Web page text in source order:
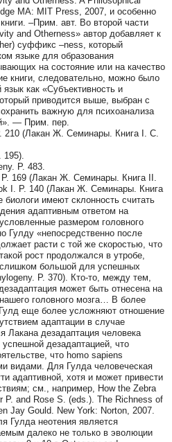
MA: MIT Press, 2007, и особенно
–Прим. авт. Во второй части
and Otherness» автор добавляет к
суффикс –ness, который
языке для образования
на состояние или на качество
книги, следовательно, можно было
как «Субъективность и
приводится выше, выбран с
важную для психоанализа
— Прим. пер.
210 (Лакан Ж. Семинары. Книга I. С.
195).
Р. 483.
169 (Лакан Ж. Семинары. Книга II.
I. P. 140 (Лакан Ж. Семинары. Книга
имеют склонность считать
адаптивным ответом на
размером головного
Гулду «непосредственно после
расти с той же скоростью, что
рост продолжался в утробе,
большой для успешных
P. 370). Кто-то, между тем,
может быть отнесена на
головного мозга… В более
еще более усложняют отношение
адаптации в случае
Лакана дезадаптация человека
дезадаптацией, что
что homo sapiens
видами. Для Гулда человеческая
адаптивной, хотя и может привести
см., например, How the Zebra
and Rose S. (eds.). The Richness of
Jay Gould. New York: Norton, 2007.
Гулда неотения является
далеко не только в эволюции